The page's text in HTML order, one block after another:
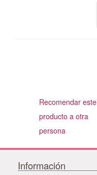
Recomendar este
producto a otra
persona
Información